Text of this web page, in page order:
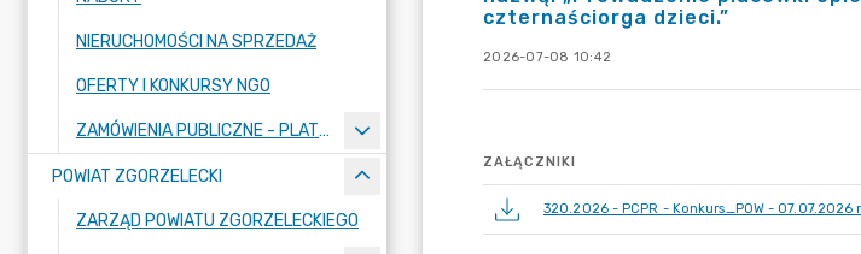
NIERUCHOMOŚCI NA SPRZEDAŻ
OFERTY I KONKURSY NGO
ZAMÓWIENIA PUBLICZNE - PLATFORMA ZAKUPOWA
POWIAT ZGORZELECKI
ZARZĄD POWIATU ZGORZELECKIEGO
czternaściorga dzieci.”
2026-07-08 10:42
ZAŁĄCZNIKI
320.2026 - PCPR - Konkurs_POW - 07.07.2026